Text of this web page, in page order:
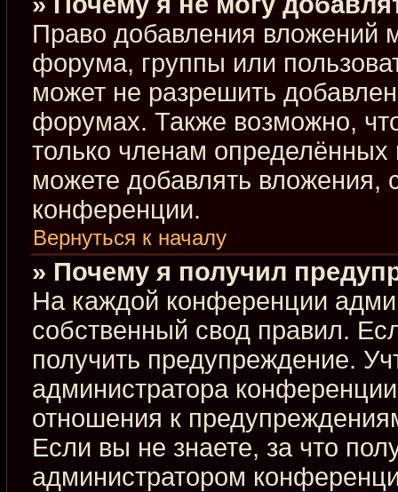
Право добавления вложений
форума, группы или
может не разрешить
форумах. Также возможно,
только членам
можете добавлять вложения,
конференции.
Вернуться к началу
» Почему я получил
На каждой конференции
собственный свод правил.
получить предупреждение.
администратора
отношения к
Если вы не знаете, за что
администратором